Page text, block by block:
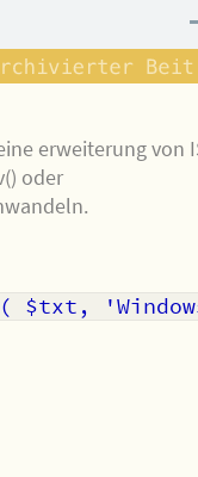
erweiterung von
oder
$txt,